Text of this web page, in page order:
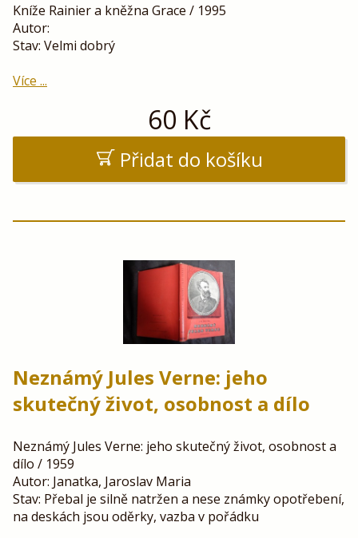
Kníže Rainier a kněžna Grace / 1995
Autor:
Stav: Velmi dobrý
Více ...
60 Kč
Přidat do košíku
Neznámý Jules Verne: jeho
skutečný život, osobnost a dílo
Neznámý Jules Verne: jeho skutečný život, osobnost a
dílo / 1959
Autor: Janatka, Jaroslav Maria
Stav: Přebal je silně natržen a nese známky opotřebení,
na deskách jsou oděrky, vazba v pořádku